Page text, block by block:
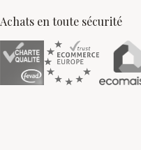
Achats en toute sécurité